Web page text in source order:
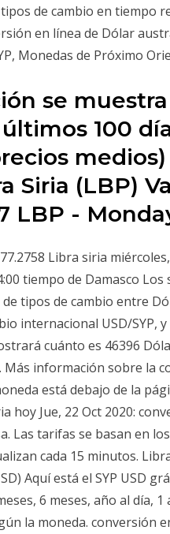
de cambio en tiempo
en línea de Dólar
Monedas de Próximo
se
100
Siria (LBP)
LBP -
Libra siria
tiempo de Damasco
tipos de cambio entre
internacional USD/SYP,
cuánto es 46396
información sobre la
está debajo de la
hoy Jue, 22 Oct 2020:
Las tarifas se basan en
cada 15 minutos.
Aquí está el SYP USD
6 meses, año al día,
la moneda. conversión